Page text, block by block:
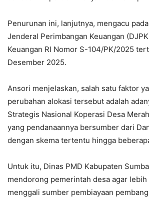
Penurunan ini, lanjutnya, mengacu
Jenderal Perimbangan Keuangan
Keuangan RI Nomor S-104/PK/2025
Desember 2025.
Ansori menjelaskan, salah satu faktor
perubahan alokasi tersebut adalah
Strategis Nasional Koperasi Desa
yang pendanaannya bersumber dari
dengan skema tertentu hingga
Untuk itu, Dinas PMD Kabupaten
mendorong pemerintah desa agar lebih
menggali sumber pembiayaan